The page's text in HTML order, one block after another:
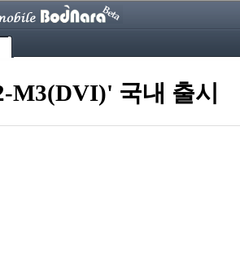
M3(DVI)' 국내 출시